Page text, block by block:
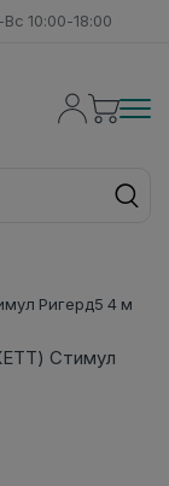
10:00-18:00
Ригерд5 4 м